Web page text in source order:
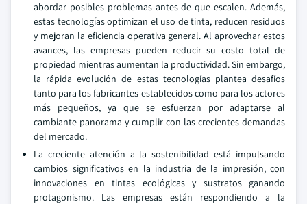
abordar posibles problemas antes de que escalen. Además,
estas tecnologías optimizan el uso de tinta, reducen residuos
y mejoran la eficiencia operativa general. Al aprovechar estos
avances, las empresas pueden reducir su costo total de
propiedad mientras aumentan la productividad. Sin embargo,
la rápida evolución de estas tecnologías plantea desafíos
tanto para los fabricantes establecidos como para los actores
más pequeños, ya que se esfuerzan por adaptarse al
cambiante panorama y cumplir con las crecientes demandas
del mercado.
La creciente atención a la sostenibilidad está impulsando
cambios significativos en la industria de la impresión, con
innovaciones en tintas ecológicas y sustratos ganando
protagonismo. Las empresas están respondiendo a la